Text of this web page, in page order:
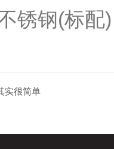
钢(标配)
实很简单